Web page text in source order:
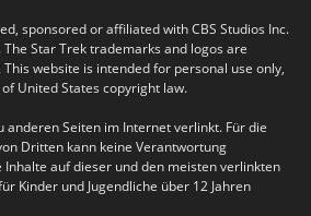
sponsored or affiliated with CBS Studios Inc.
Star Trek trademarks and logos are
This website is intended for personal use only,
United States copyright law.
anderen Seiten im Internet verlinkt. Für die
Dritten kann keine Verantwortung
auf dieser und den meisten verlinkten
Kinder und Jugendliche über 12 Jahren